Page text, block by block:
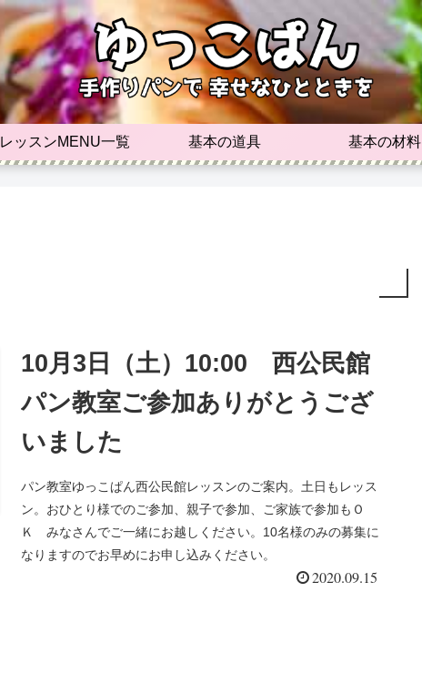
レッスンMENU一覧 基本の道具 基本の材料
10月3日（土）10:00 西公民館
パン教室ご参加ありがとうござ
いました
パン教室ゆっこぱん西公民館レッスンのご案内。土日もレッス
ン。おひとり様でのご参加、親子で参加、ご家族で参加もＯ
Ｋ みなさんでご一緒にお越しください。10名様のみの募集に
なりますのでお早めにお申し込みください。
2020.09.15